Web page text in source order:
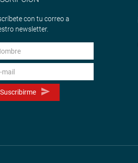
con tu correo a
newsletter.
Suscribirme